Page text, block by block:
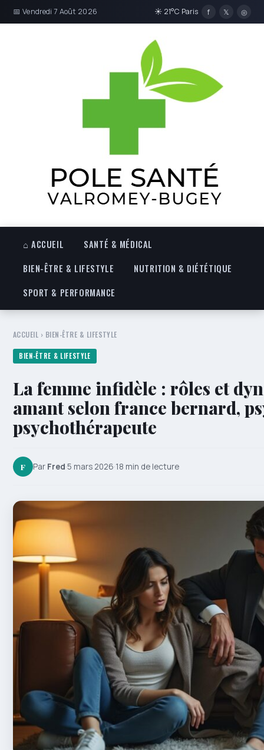
📅 Vendredi 7 Août 2026 ☀ 21°C Paris f 𝕏 ◎
⌂ ACCUEIL
SANTÉ & MÉDICAL
BIEN-ÊTRE & LIFESTYLE
NUTRITION & DIÉTÉTIQUE
SPORT & PERFORMANCE
ACCUEIL › BIEN-ÊTRE & LIFESTYLE
BIEN-ÊTRE & LIFESTYLE
La femme infidèle : rôles et
amant selon france bernard,
psychothérapeute
F Par Fred·5 mars 2026·18 min de lecture